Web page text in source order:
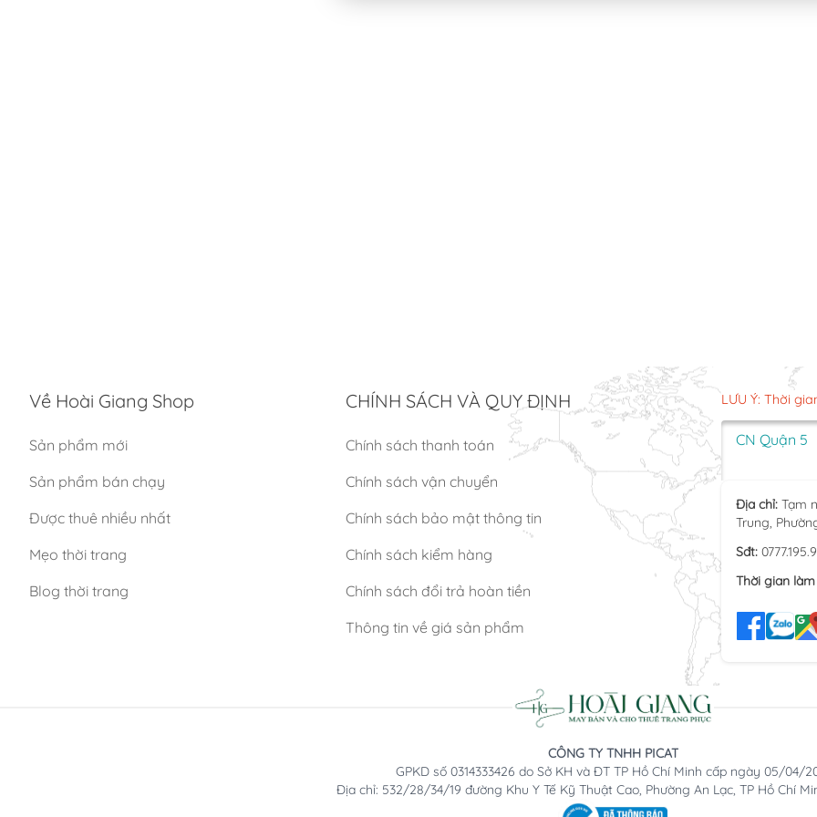
Về Hoài Giang Shop
Sản phẩm mới
Sản phẩm bán chạy
Được thuê nhiều nhất
Mẹo thời trang
Blog thời trang
CHÍNH SÁCH VÀ QUY ĐỊNH
Chính sách thanh toán
Chính sách vận chuyển
Chính sách bảo mật thông tin
Chính sách kiểm hàng
Chính sách đổi trả hoàn tiền
Thông tin về giá sản phẩm
LƯU Ý: Thời
CN Quận 5
Địa chỉ: Tạm
Trung,
Sđt:
Thời gian
CÔNG TY TNHH PICAT
GPKD số 0314333426 do Sở KH và ĐT TP Hồ Chí Minh cấp ngày 05/04/
Địa chỉ: 532/28/34/19 đường Khu Y Tế Kỹ Thuật Cao, Phường An Lạc, TP Hồ Chí